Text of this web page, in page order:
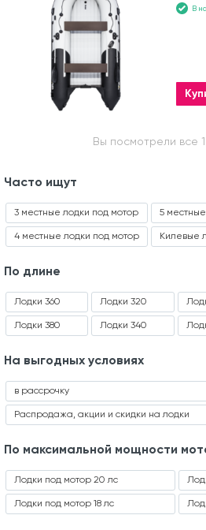
В
Вы посмотрели все
Часто ищут
3 местные лодки под мотор
4 местные лодки под мотор
5
Килевые
По длине
Лодки 360
Лодки 380
Лодки 320
Лодки 340
На выгодных условиях
в рассрочку
Распродажа, акции и скидки на лодки
По максимальной мощности
Лодки под мотор 20 лс
Лодки под мотор 18 лс